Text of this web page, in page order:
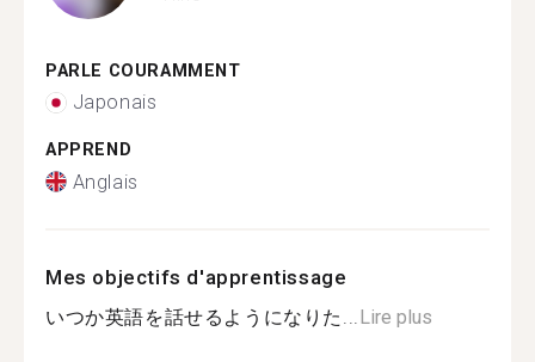
PARLE COURAMMENT
Japonais
APPREND
Anglais
Mes objectifs d'apprentissage
いつか英語を話せるようになりた... Lire plus